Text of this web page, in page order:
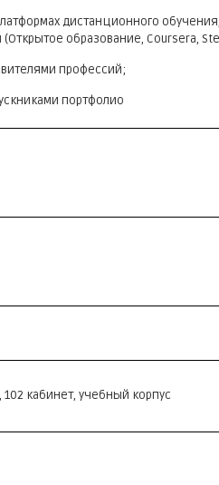
дистанционного
образование, Coursera,
профессий;
портфолио
кабинет, учебный корпус